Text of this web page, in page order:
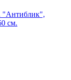
"Антиблик",
см.